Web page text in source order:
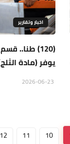
اخبار وتقارير
(120) طنا..
يوفر (مادة
10
11
12